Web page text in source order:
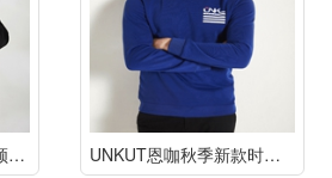
恩咖男装时尚休闲棒球领夹克外套 UNKUT恩咖秋季新款时尚撞色拼色圆领修身毛衣